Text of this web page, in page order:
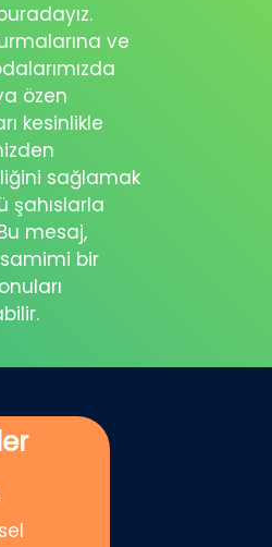
ve
özen
kesinlikle
sağlamak
şahıslarla
mesaj,
bir